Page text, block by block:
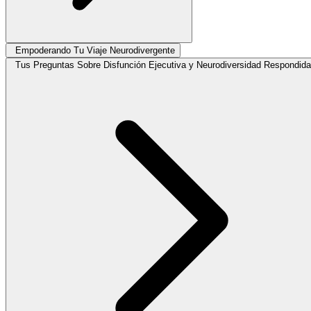
Empoderando Tu Viaje Neurodivergente
Tus Preguntas Sobre Disfunción Ejecutiva y Neurodiversidad